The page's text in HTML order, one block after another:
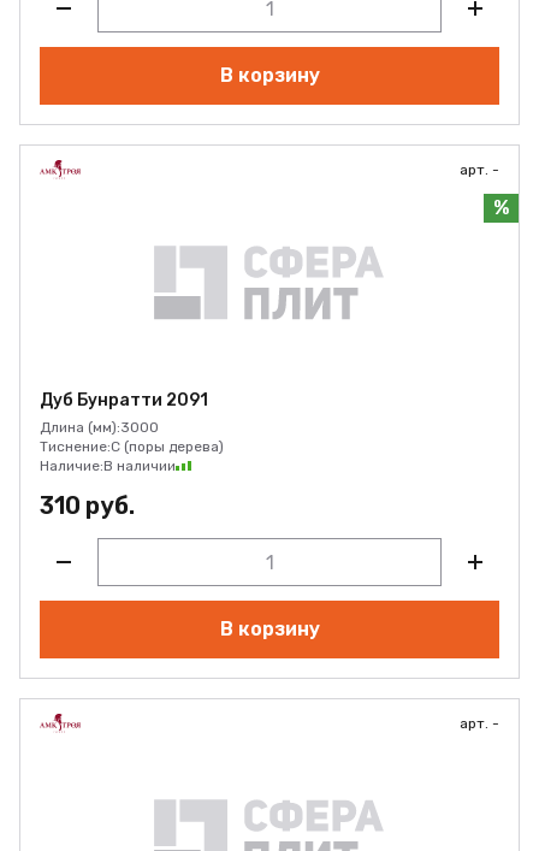
В корзину
арт. -
%
Дуб Бунратти 2091
Длина (мм):3000
Тиснение:C (поры дерева)
Наличие:В наличии
310 руб.
В корзину
арт. -